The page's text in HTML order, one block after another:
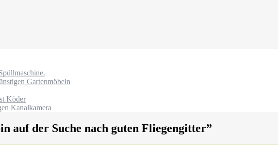
Gartenmöbeln
Köder
Kanalkamera
auf der Suche nach guten Fliegengitter”